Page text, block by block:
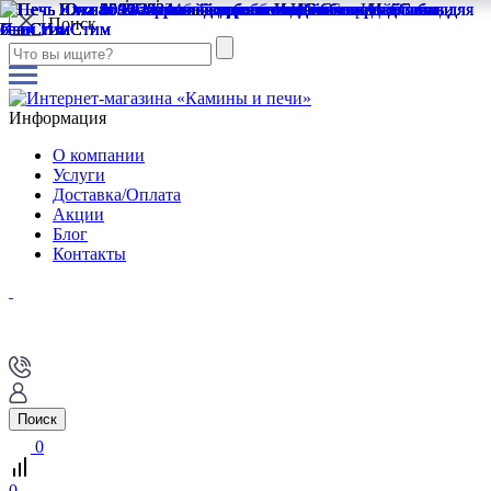
Поиск
Информация
О компании
Услуги
Доставка/Оплата
Акции
Блог
Контакты
Поиск
0